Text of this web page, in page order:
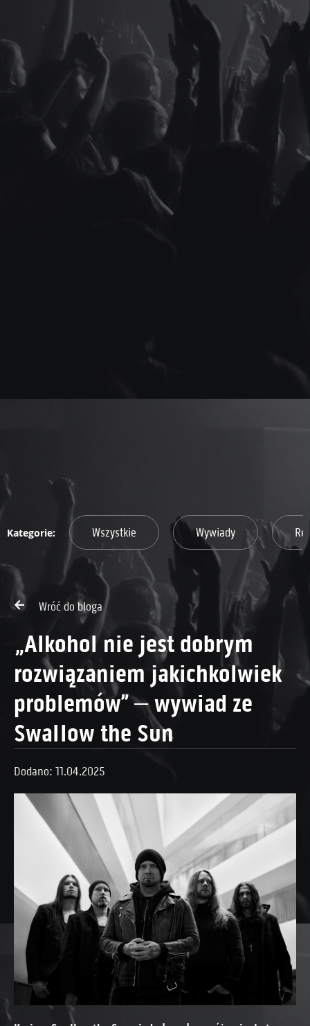
Wszystkie Wywiady
Wróć do bloga
„Alkohol nie jest dobrym
rozwiązaniem jakichkolwiek
problemów” – wywiad ze
Swallow the Sun
Dodano: 11.04.2025